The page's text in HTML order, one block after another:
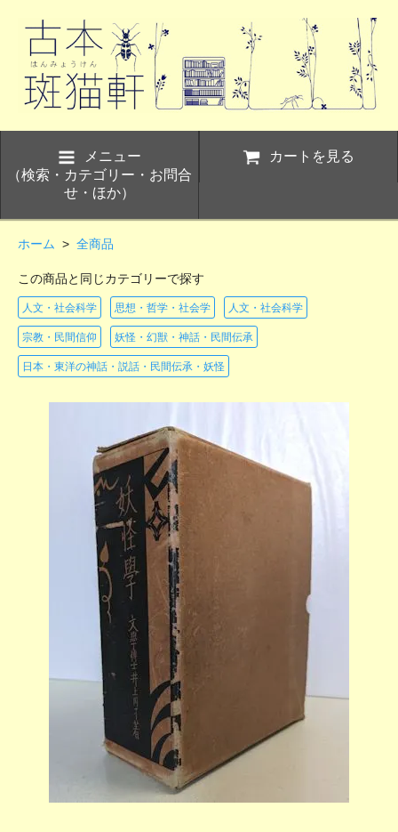
メニュー
（検索・カテゴリー・お問合
せ・ほか）
カートを見る
ホーム > 全商品
この商品と同じカテゴリーで探す
人文・社会科学 思想・哲学・社会学 人文・社会科学
宗教・民間信仰 妖怪・幻獣・神話・民間伝承
日本・東洋の神話・説話・民間伝承・妖怪